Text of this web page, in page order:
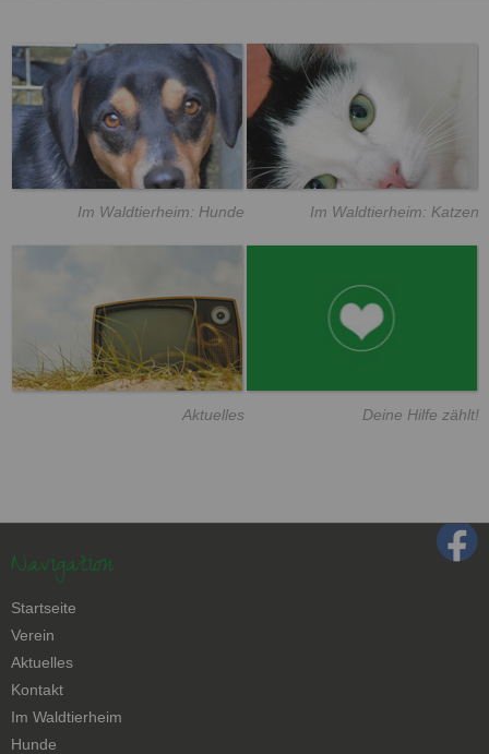
Im Waldtierheim: Hunde Im Waldtierheim: Katzen
Aktuelles Deine Hilfe zählt!
Navigation
Navigation
überspringen
Startseite
Verein
Aktuelles
Kontakt
Navigation
überspringen
Im Waldtierheim
Hunde